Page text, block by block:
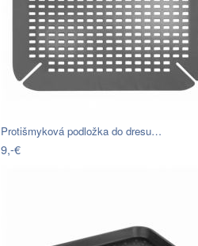
Protišmyková podložka do dresu…
9,-€